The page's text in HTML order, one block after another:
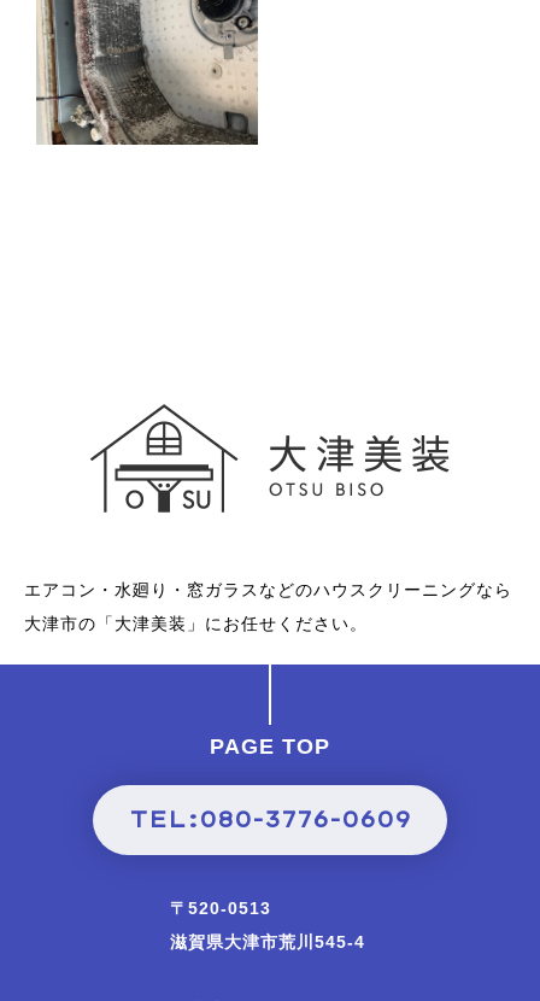
エアコン・水廻り・窓ガラスなどのハウスクリーニングなら
大津市の「大津美装」にお任せください。
PAGE TOP
TEL:080-3776-0609
〒520-0513
滋賀県大津市荒川545-4